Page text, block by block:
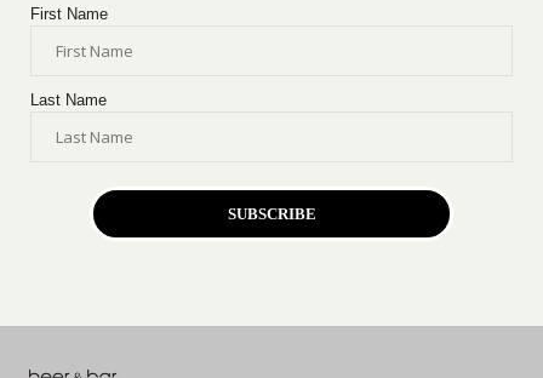
First Name
Last Name
SUBSCRIBE